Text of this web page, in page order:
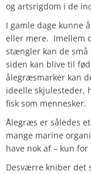
og artsrigdom i de
I gamle dage kunne
eller mere. Imellem
stængler kan de små
siden kan blive til
ålegræsmarker kan
ideelle skjulesteder,
fisk som mennesker.
Ålegræs er således
mange marine
have nok af – kun for
Desværre kniber det